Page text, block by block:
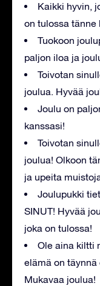
Kaikki hyvin,
on tulossa tänne
Tuokoon
paljon iloa ja
Toivotan
joulua. Hyvää
Joulu on
kanssasi!
Toivotan
joulua! Olkoon
ja upeita
Joulupukki
SINUT! Hyvää
joka on tulossa!
Ole aina kiltti
elämä on täynnä
Mukavaa joulua!